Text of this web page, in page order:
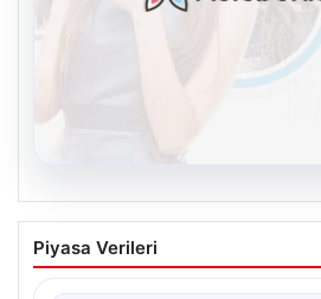
Kelebek sohbet
İletişimin Sertifikalı
Piyasa Verileri